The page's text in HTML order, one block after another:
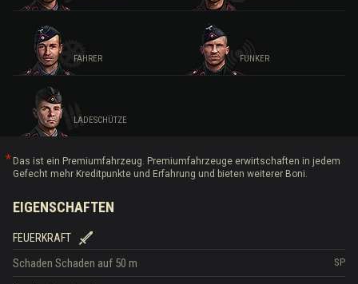
FAHRER FUNKER
LADESCHÜTZE
Das ist ein Premiumfahrzeug. Premiumfahrzeuge erwirtschaften in jedem
Gefecht mehr Kreditpunkte und Erfahrung und bieten weiterer Boni.
EIGENSCHAFTEN
FEUERKRAFT
SP
Schaden Schaden auf 50 m